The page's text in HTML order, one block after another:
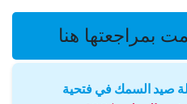
بمراجعتها هنا
صيد السمك في فتحية